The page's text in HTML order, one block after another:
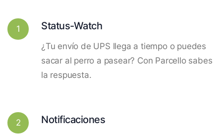
1 Status-Watch
¿Tu envío de UPS llega a tiempo o puedes
sacar al perro a pasear? Con Parcello sabes
la respuesta.
2 Notificaciones